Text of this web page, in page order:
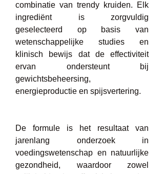
combinatie van trendy kruiden. Elk
ingrediënt is zorgvuldig
geselecteerd op basis van
wetenschappelijke studies en
klinisch bewijs dat de effectiviteit
ervan ondersteunt bij
gewichtsbeheersing,
energieproductie en spijsvertering.
De formule is het resultaat van
jarenlang onderzoek in
voedingswetenschap en natuurlijke
gezondheid, waardoor zowel